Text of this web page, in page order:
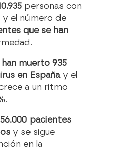
personas con
y el número de
que se han
han muerto 935
en Españay el
a un ritmo
56.000 pacientes
y se sigue
en la